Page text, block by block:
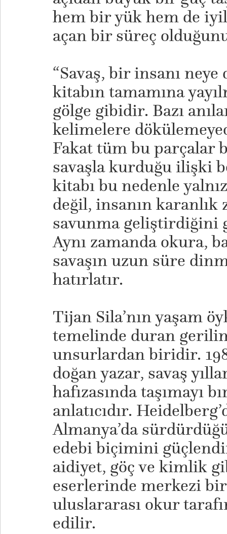
hem bir yük hem de
açan bir süreç
“Savaş, bir insanı
kitabın tamamına
gölge gibidir. Bazı
kelimelere
Fakat tüm bu parçalar
savaşla kurduğu ilişki
kitabı bu nedenle
değil, insanın karanlık
savunma geliştirdiğini
Aynı zamanda okura,
savaşın uzun süre
hatırlatır.
Tijan Sila’nın yaşam
temelinde duran
unsurlardan biridir.
doğan yazar, savaş
hafızasında taşımayı
anlatıcıdır.
Almanya’da
edebi biçimini
aidiyet, göç ve kimlik
eserlerinde merkezi
uluslararası okur
edilir.